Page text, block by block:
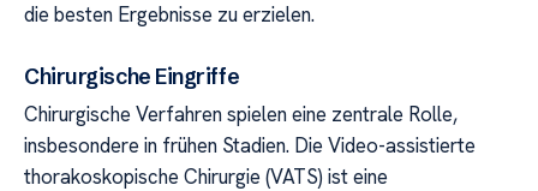
die besten Ergebnisse zu erzielen.
Chirurgische Eingriffe
Chirurgische Verfahren spielen eine zentrale Rolle,
insbesondere in frühen Stadien. Die Video-assistierte
thorakoskopische Chirurgie (VATS) ist eine